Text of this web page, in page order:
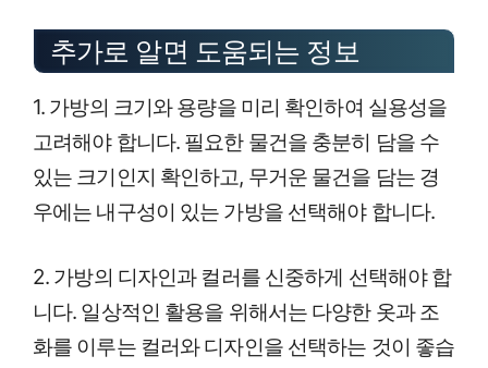
추가로 알면 도움되는 정보
1. 가방의 크기와 용량을 미리 확인하여 실용성을
고려해야 합니다. 필요한 물건을 충분히 담을 수
있는 크기인지 확인하고, 무거운 물건을 담는 경
우에는 내구성이 있는 가방을 선택해야 합니다.
2. 가방의 디자인과 컬러를 신중하게 선택해야 합
니다. 일상적인 활용을 위해서는 다양한 옷과 조
화를 이루는 컬러와 디자인을 선택하는 것이 좋습